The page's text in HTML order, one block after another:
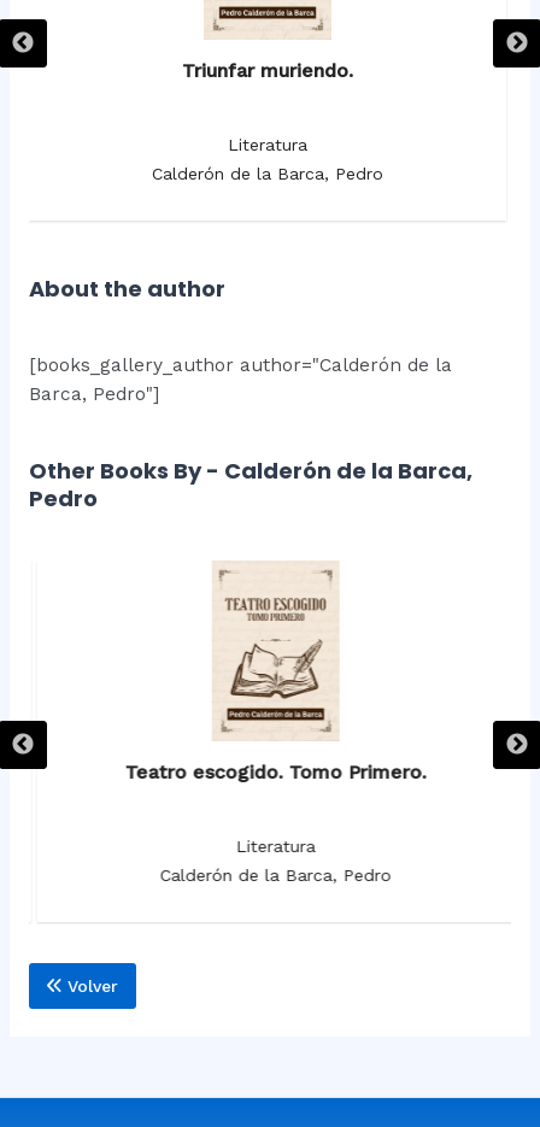
Triunfar muriendo.
Literatura
Calderón de la Barca, Pedro
About the author
[books_gallery_author author="Calderón de la
Barca, Pedro"]
Other Books By - Calderón de la Barca,
Pedro
Teatro escogido. Tomo Primero.
Literatura
Calderón de la Barca, Pedro
Volver